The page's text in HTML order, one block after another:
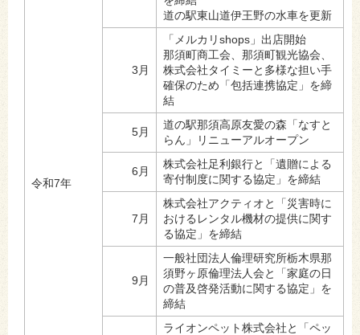
令和7年
道の駅東山道伊王野の水車を更新
3月
「メルカリshops」出店開始
那須町商工会、那須町観光協会、
株式会社タイミーと多様な担い手
確保のため「包括連携協定」を締
結
5月
道の駅那須高原友愛の森「なすと
らん」リニューアルオープン
6月
株式会社足利銀行と「遺贈による
寄付制度に関する協定」を締結
7月
株式会社アクティオと「災害時に
おけるレンタル機材の提供に関す
る協定」を締結
9月
一般社団法人倫理研究所栃木県那
須野ヶ原倫理法人会と「家庭の日
の普及啓発活動に関する協定」を
締結
ライオンペット株式会社と「ペッ